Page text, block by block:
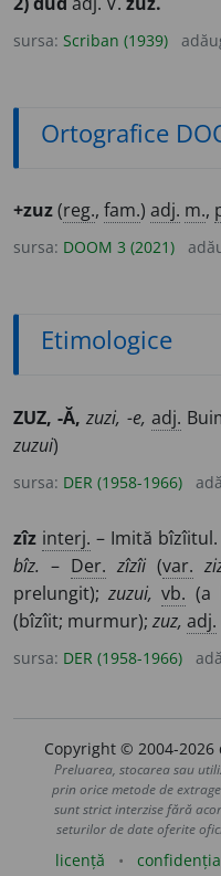
sursa: Scriban (1939)
Ortografice
+zuz(reg., fam.) adj. m.,
sursa: DOOM 3 (2021)
Etimologice
ZUZ, -Ă, zuzi, -e, adj.
zuzui)
sursa: DER (1958-1966)
zîz interj. – Imită
bîz. – Der. zîzîi (var.
prelungit);zuzui, vb. (a
(bîzîit; murmur); zuz, adj.
sursa: DER (1958-1966)
Copyright © 2004-
Preluarea, stocarea sau
prin orice metode de
sunt strict interzise fără
seturilor de date oferite
licență